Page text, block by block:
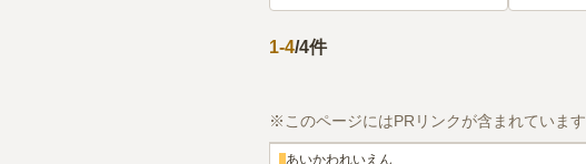
1-4/4件
※このページにはPRリンクが含まれています
あいかわれいえん